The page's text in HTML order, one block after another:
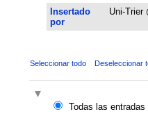
Insertado
por
Uni-Trier
Seleccionar todo Deseleccionar
Todas las entradas